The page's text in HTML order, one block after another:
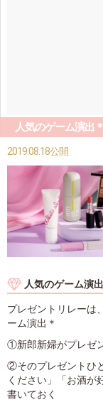
人気のゲーム演出
2019.08.18公開
人気のゲーム演
プレゼントリレーは
ーム演出＊
①新郎新婦がプレゼ
②そのプレゼントひ
ください」「お酒が
書いておく